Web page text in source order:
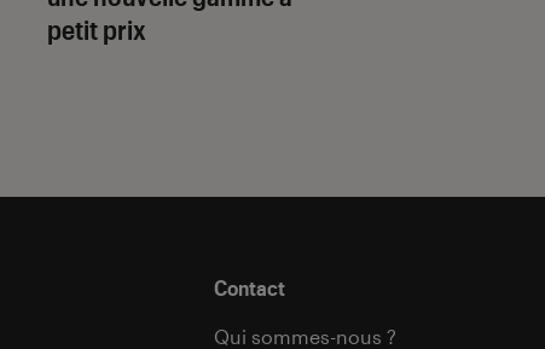
petit prix
Contact
Qui sommes-nous ?